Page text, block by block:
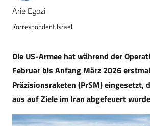
Arie Egozi
Korrespondent Israel
Die US-Armee hat während der
Februar bis Anfang März 2026
Präzisionsraketen (PrSM) eingesetzt,
aus auf Ziele im Iran abgefeuert